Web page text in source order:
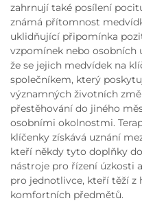
zahrnují také posílení
známá přítomnost
uklidňující připomínka
vzpomínek nebo osobních
že se jejich medvídek na
společníkem, který
významných životních
přestěhování do jiného
osobními okolnostmi.
klíčenky získává uznání
kteří někdy tyto doplňky
nástroje pro řízení úzkosti
pro jednotlivce, kteří těží z
komfortních předmětů.